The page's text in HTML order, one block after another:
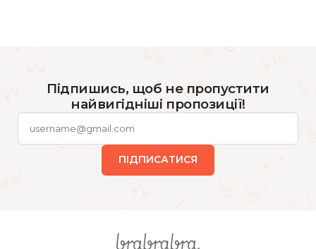
Підпишись, щоб не пропустити
найвигідніші пропозиції!
ПІДПИСАТИСЯ